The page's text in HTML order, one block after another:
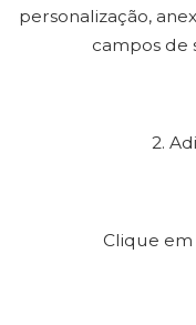
personalização,
campos de
2.
Clique em